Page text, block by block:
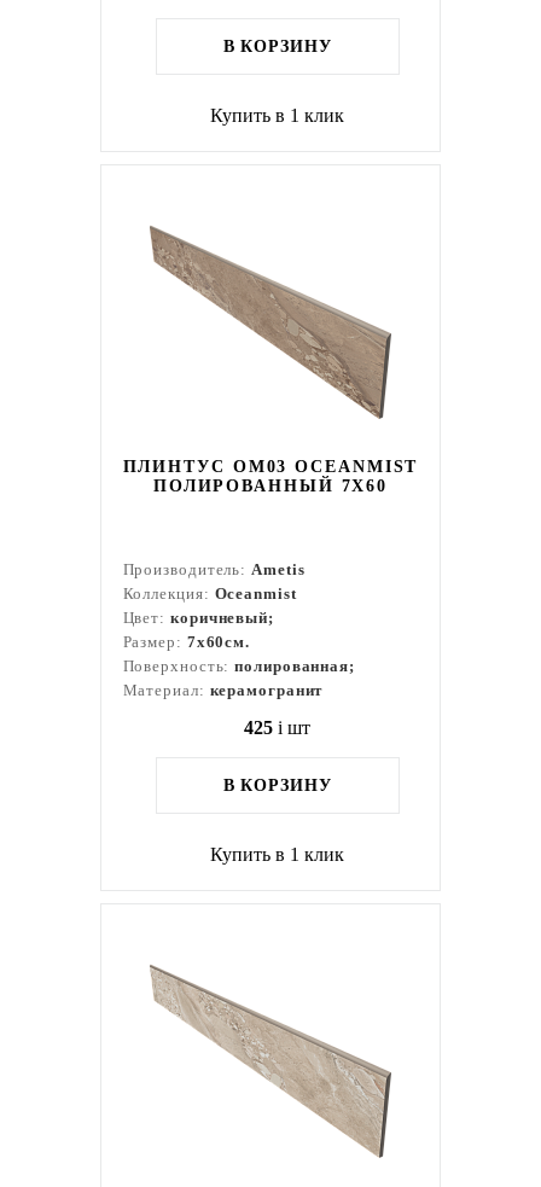
В КОРЗИНУ
Купить в 1 клик
ПЛИНТУС OM03 OCEANMIST
ПОЛИРОВАННЫЙ 7X60
Производитель:Ametis
Коллекция: Oceanmist
Цвет: коричневый;
Размер: 7x60см.
Поверхность:полированная;
Материал: керамогранит
425 i шт
В КОРЗИНУ
Купить в 1 клик